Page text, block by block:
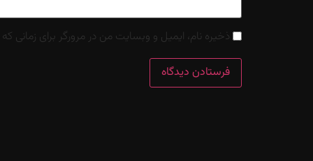
ذخیره نام، ایمیل و وبسایت من در مرورگر برای زمانی